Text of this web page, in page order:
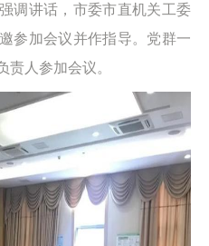
调讲话，市委市直机关工委
参加会议并作指导。党群一
责人参加会议。